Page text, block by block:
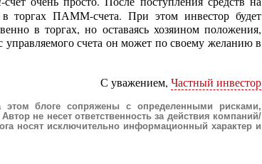
в торгах ПАММ-счета. При этом инвестор будет
в торгах, но оставаясь хозяином положения,
управляемого счета он может по своему желанию в
С уважением, Частный инвестор
блоге сопряжены с определенными рисками,
не несет ответственность за действия компаний/
носят исключительно информационный характер и